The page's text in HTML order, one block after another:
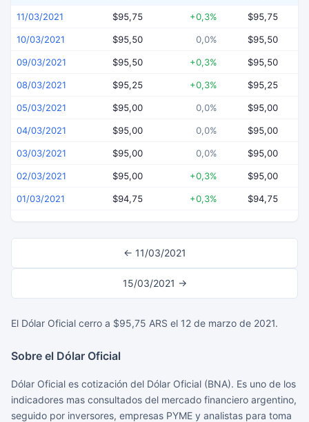
11/03/2021 $95,75 +0,3% $95,75
10/03/2021 $95,50 0,0% $95,50
09/03/2021 $95,50 +0,3% $95,50
08/03/2021 $95,25 +0,3% $95,25
05/03/2021 $95,00 0,0% $95,00
04/03/2021 $95,00 0,0% $95,00
03/03/2021 $95,00 0,0% $95,00
02/03/2021 $95,00 +0,3% $95,00
01/03/2021 $94,75 +0,3% $94,75
← 11/03/2021
15/03/2021 →
El Dólar Oficial cerro a $95,75 ARS el 12 de marzo de 2021.
Sobre el Dólar Oficial
Dólar Oficial es cotización del Dólar Oficial (BNA). Es uno de los
indicadores mas consultados del mercado financiero argentino,
seguido por inversores, empresas PYME y analistas para toma